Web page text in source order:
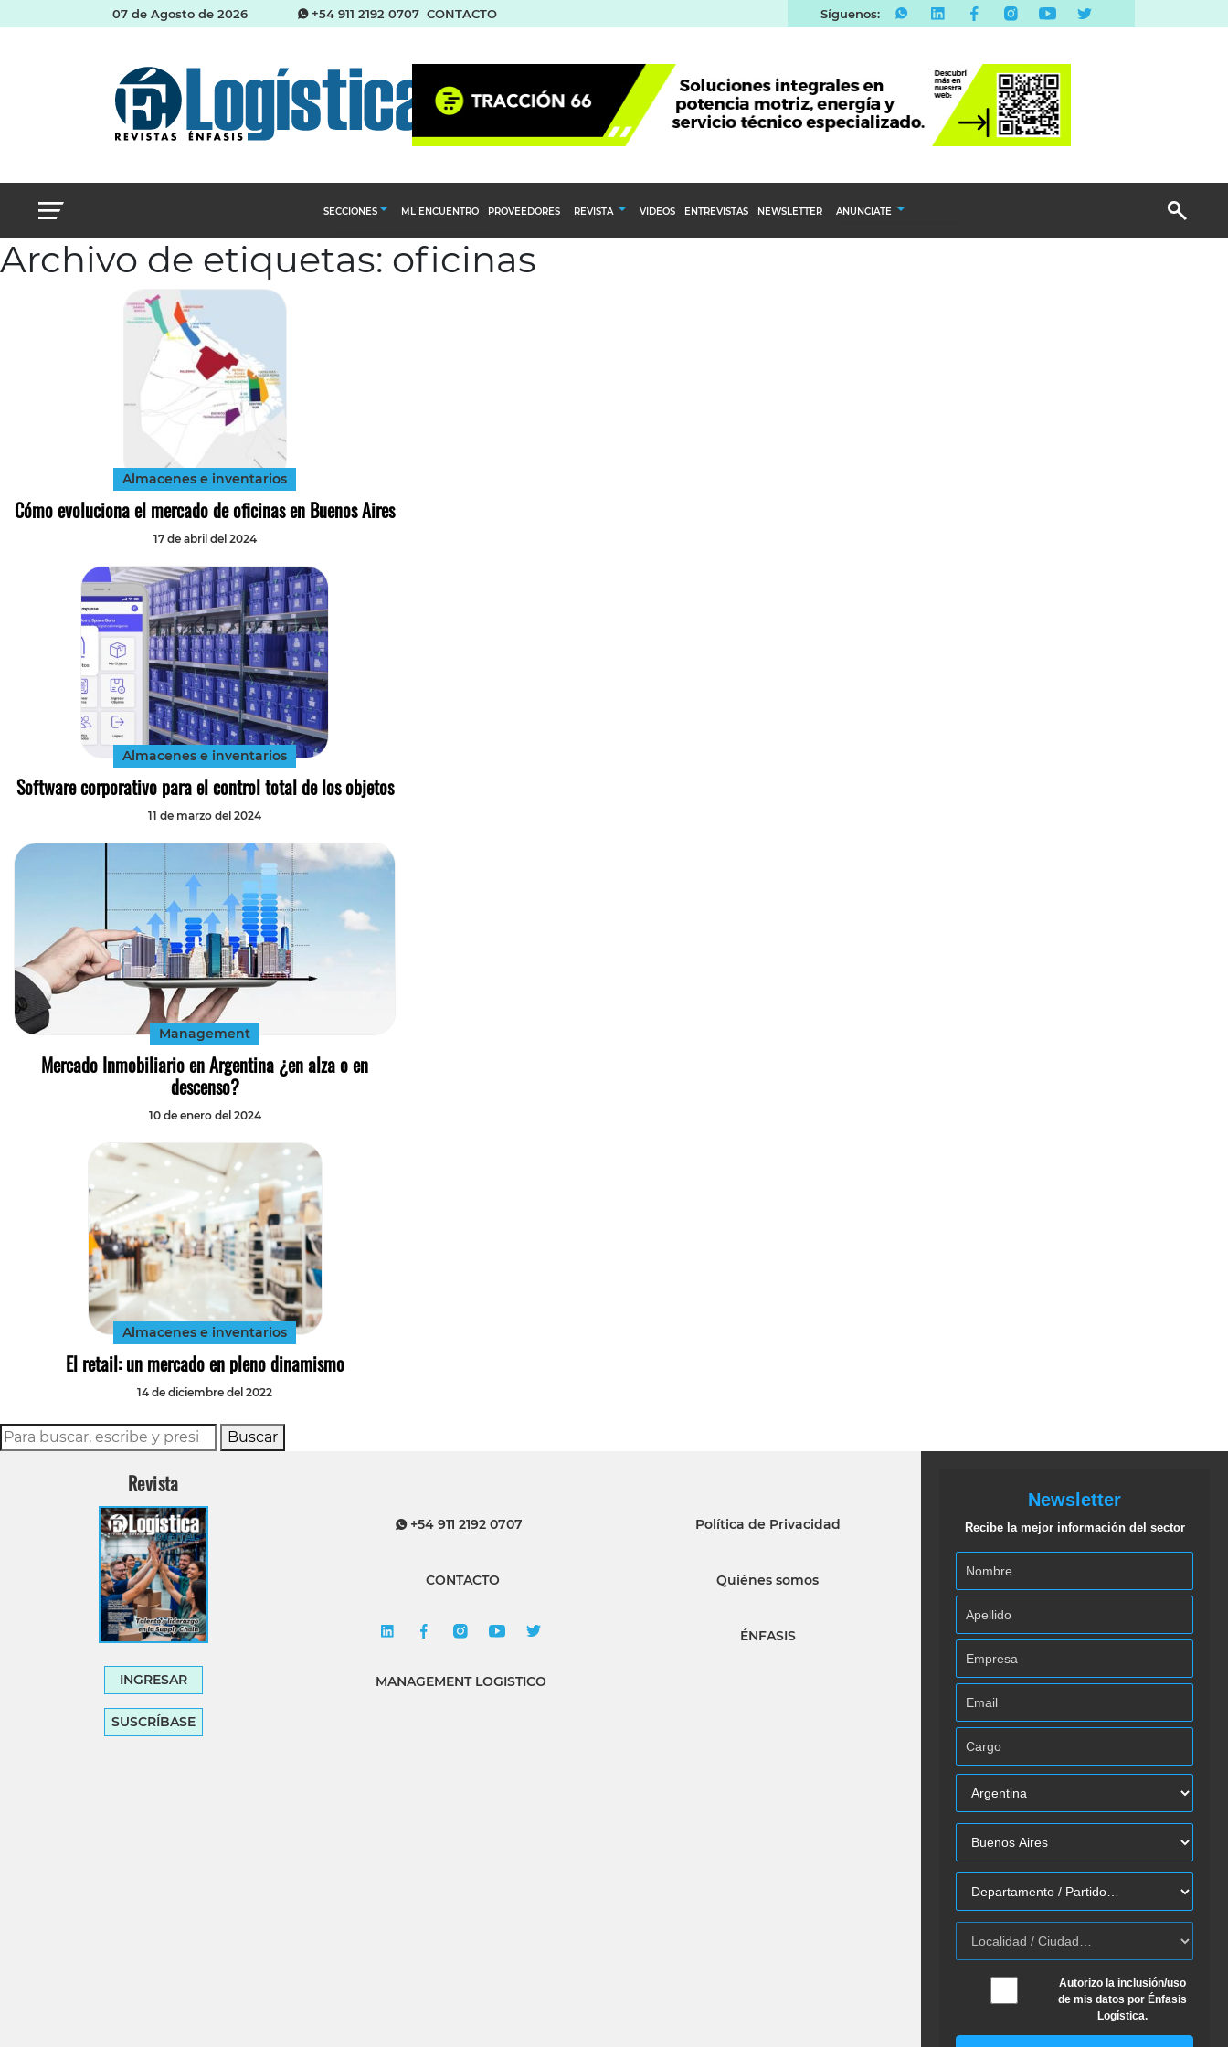
07 de Agosto de 2026 +54 911 2192 0707 CONTACTO Síguenos:
SECCIONES
Abastecimiento y compras
ML ENCUENTRO PROVEEDORES REVISTA VIDEOS ENTREVISTAS NEWSLETTER ANUNCIATE
Archivo de etiquetas: oficinas
Almacenes e inventarios
Cómo evoluciona el mercado de oficinas en Buenos Aires
17 de abril del 2024
Almacenes e inventarios
Software corporativo para el control total de los objetos
11 de marzo del 2024
Management
Mercado Inmobiliario en Argentina ¿en alza o en
descenso?
10 de enero del 2024
Almacenes e inventarios
El retail: un mercado en pleno dinamismo
14 de diciembre del 2022
Buscar
Revista
INGRESAR
SUSCRÍBASE
+54 911 2192 0707
CONTACTO
MANAGEMENT LOGISTICO
Política de Privacidad
Quiénes somos
ÉNFASIS
Newsletter
Recibe la mejor información del sector
Autorizo la inclusión/uso
de mis datos por Énfasis
Logística.